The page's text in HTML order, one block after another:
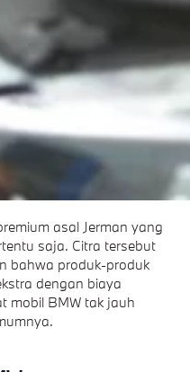
asal Jerman yang
saja. Citra tersebut
bahwa produk-produk
dengan biaya
mobil BMW tak jauh